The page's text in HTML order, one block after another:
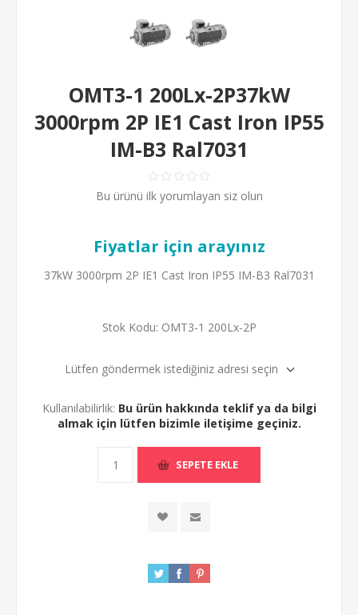
OMT3-1 200Lx-2P37kW
3000rpm 2P IE1 Cast Iron IP55
IM-B3 Ral7031
Bu ürünü ilk yorumlayan siz olun
Fiyatlar için arayınız
37kW 3000rpm 2P IE1 Cast Iron IP55 IM-B3 Ral7031
Stok Kodu: OMT3-1 200Lx-2P
Lütfen göndermek istediğiniz adresi seçin
Kullanılabilirlik: Bu ürün hakkında teklif ya da bilgi
almak için lütfen bizimle iletişime geçiniz.